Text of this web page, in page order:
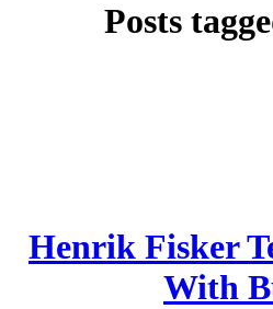
Posts
Henrik Fisker
With